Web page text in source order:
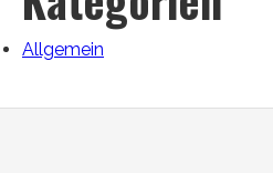
Allgemein